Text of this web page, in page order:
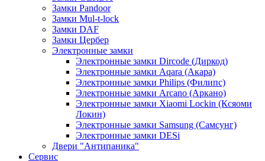
Замки Pandoor
Замки Mul-t-lock
Замки DAF
Замки Цербер
Электронные замки
Электронные замки Dircode (Диркод)
Электронные замки Aqara (Акара)
Электронные замки Philips (Филипс)
Электронные замки Arcano (Аркано)
Электронные замки Xiaomi Lockin (Ксяоми
Локин)
Электронные замки Samsung (Самсунг)
Электронные замки DESi
Двери "Антипаника"
Сервис